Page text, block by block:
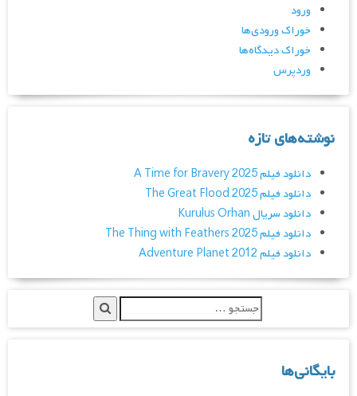
ورود
خوراک ورودی‌ها
خوراک دیدگاه‌ها
وردپرس
نوشته‌های تازه
دانلود فیلم A Time for Bravery 2025
دانلود فیلم The Great Flood 2025
دانلود سریال Kurulus Orhan
دانلود فیلم The Thing with Feathers 2025
دانلود فیلم Adventure Planet 2012
بایگانی‌ها